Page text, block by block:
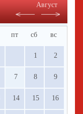
Август
пт сб вс
1 2
7 8 9
14 15 16